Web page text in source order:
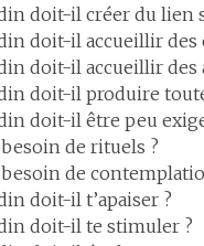
doit-il créer du lien
doit-il accueillir des
doit-il accueillir des
doit-il produire
doit-il être peu
de rituels ?
de
doit-il t’apaiser ?
doit-il te stimuler ?